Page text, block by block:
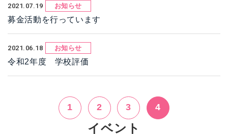
2021.07.19 お知らせ
募金活動を行っています
2021.06.18 お知らせ
令和2年度 学校評価
1 2 3 4
イベント